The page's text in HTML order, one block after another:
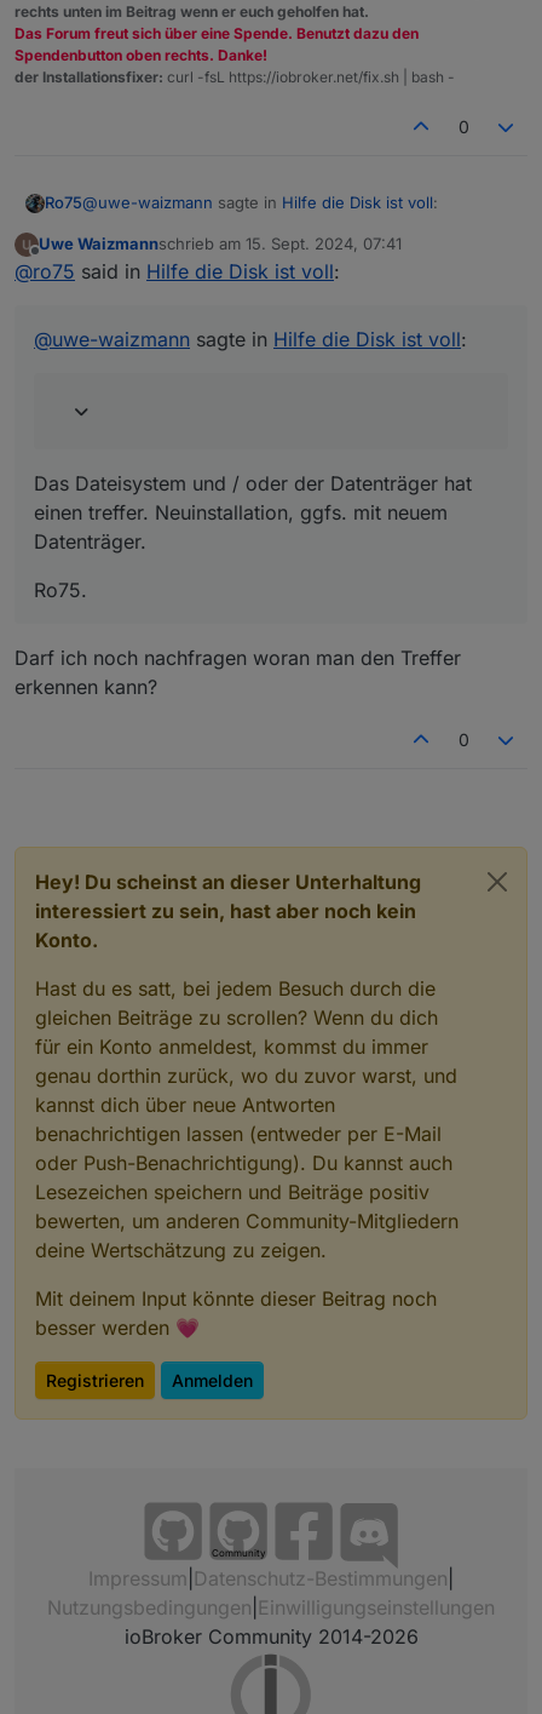
rechts unten im Beitrag wenn er euch geholfen hat.
Das Forum freut sich über eine Spende. Benutzt dazu den
Spendenbutton oben rechts. Danke!
der Installationsfixer: curl -fsL https://iobroker.net/fix.sh | bash -
0
Ro75@uwe-waizmann sagte in Hilfe die Disk ist voll:
[Sat Sep 14 15:59:26 2024] EXT4-fs (sda2): 5
treffer. Neuinstallation, ggfs. mit neuem Datenträger.
Offline
Uwe Waizmannschrieb am 15. Sept. 2024, 07:41
zuletzt editiert von
@ro75 said in Hilfe die Disk ist voll:
@uwe-waizmann sagte in Hilfe die Disk ist voll:
Das Dateisystem und / oder der Datenträger hat
einen treffer. Neuinstallation, ggfs. mit neuem
Datenträger.
Ro75.
Darf ich noch nachfragen woran man den Treffer
erkennen kann?
0
Hey! Du scheinst an dieser Unterhaltung
interessiert zu sein, hast aber noch kein
Konto.
Hast du es satt, bei jedem Besuch durch die
gleichen Beiträge zu scrollen? Wenn du dich
für ein Konto anmeldest, kommst du immer
genau dorthin zurück, wo du zuvor warst, und
kannst dich über neue Antworten
benachrichtigen lassen (entweder per E-Mail
oder Push-Benachrichtigung). Du kannst auch
Lesezeichen speichern und Beiträge positiv
bewerten, um anderen Community-Mitgliedern
deine Wertschätzung zu zeigen.
Mit deinem Input könnte dieser Beitrag noch
besser werden 💗
Registrieren Anmelden
Community
Impressum Datenschutz-Bestimmungen
Nutzungsbedingungen Einwilligungseinstellungen
ioBroker Community 2014-2026